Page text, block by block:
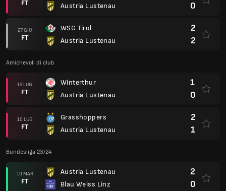
FT
Austria Lustenau
0
27 GIU
FT
WSG Tirol
Austria Lustenau
2
2
Amichevoli di club
13 LUG
FT
Winterthur
Austria Lustenau
1
0
10 LUG
FT
Grasshoppers
Austria Lustenau
2
1
Bundesliga 23/24
10 MAR
FT
Austria Lustenau
Blau Weiss Linz
2
0